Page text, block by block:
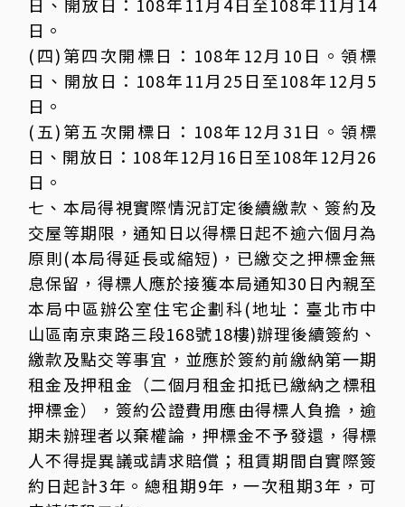
日。
(四)第四次開標日：108年12月10日。領標
日、開放日：108年11月25日至108年12月5
日。
(五)第五次開標日：108年12月31日。領標
日、開放日：108年12月16日至108年12月26
日。
七、本局得視實際情況訂定後續繳款、簽約及
交屋等期限，通知日以得標日起不逾六個月為
原則(本局得延長或縮短)，已繳交之押標金無
息保留，得標人應於接獲本局通知30日內親至
本局中區辦公室住宅企劃科(地址：臺北市中
山區南京東路三段168號18樓)辦理後續簽約、
繳款及點交等事宜，並應於簽約前繳納第一期
租金及押租金（二個月租金扣抵已繳納之標租
押標金），簽約公證費用應由得標人負擔，逾
期未辦理者以棄權論，押標金不予發還，得標
人不得提異議或請求賠償；租賃期間自實際簽
約日起計3年。總租期9年，一次租期3年，可